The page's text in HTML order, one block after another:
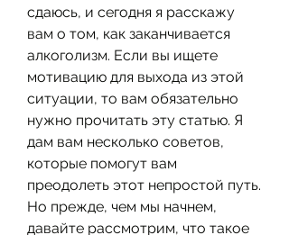
сдаюсь, и сегодня я расскажу
вам о том, как заканчивается
алкоголизм. Если вы ищете
мотивацию для выхода из этой
ситуации, то вам обязательно
нужно прочитать эту статью. Я
дам вам несколько советов,
которые помогут вам
преодолеть этот непростой путь.
Но прежде, чем мы начнем,
давайте рассмотрим, что такое